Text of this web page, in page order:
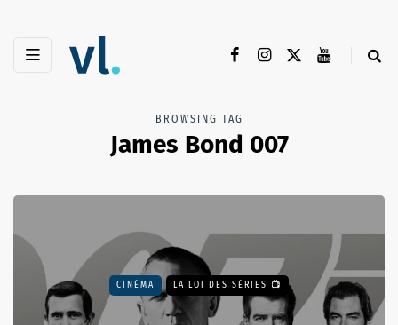
BROWSING TAG
James Bond 007
CINÉMA LA LOI DES SÉRIES 📺